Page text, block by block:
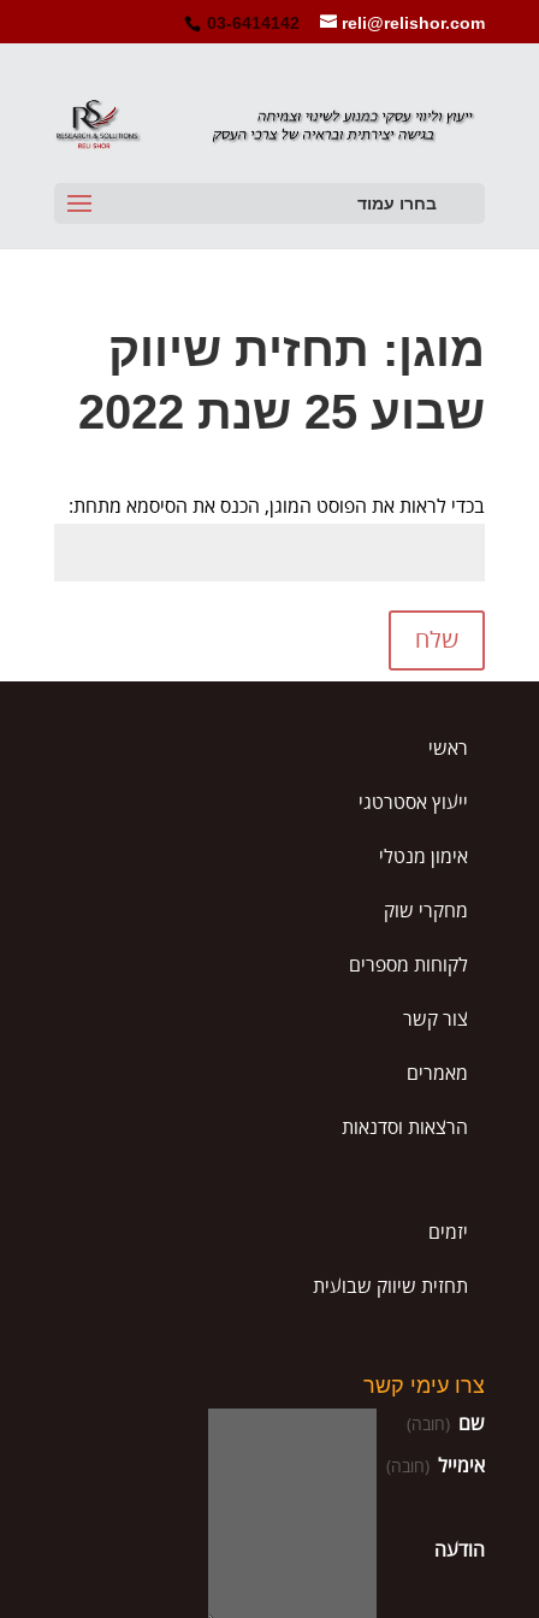
03-6414142 reli@relishor.com
בחרו עמוד
מוגן: תחזית שיווק
שבוע 25 שנת 2022
בכדי לראות את הפוסט המוגן, הכנס את הסיסמא מתחת:
שלח
ראשי
ייעוץ אסטרטגי
אימון מנטלי
מחקרי שוק
לקוחות מספרים
צור קשר
מאמרים
הרצאות וסדנאות
יזמים
תחזית שיווק שבועית
צרו עימי קשר
שם (חובה)
אימייל (חובה)
הודעה